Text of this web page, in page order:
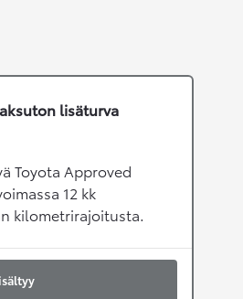
lisäturva
Toyota Approved
12 kk
kilometrirajoitusta.